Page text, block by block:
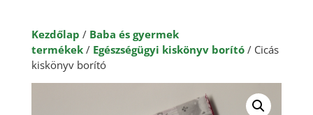
Kezdőlap / Baba és gyermek
termékek/ Egészségügyi kiskönyv borító/ Cicás
kiskönyv borító